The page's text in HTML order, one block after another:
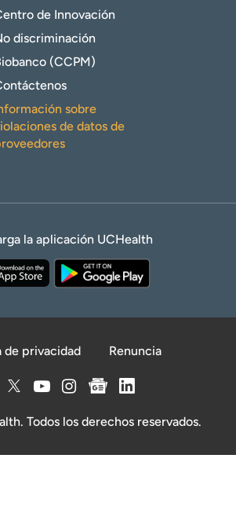
de Innovación
discriminación
(CCPM)
sobre
de datos de
la aplicación UCHealth
de privacidad Renuncia
Todos los derechos reservados.